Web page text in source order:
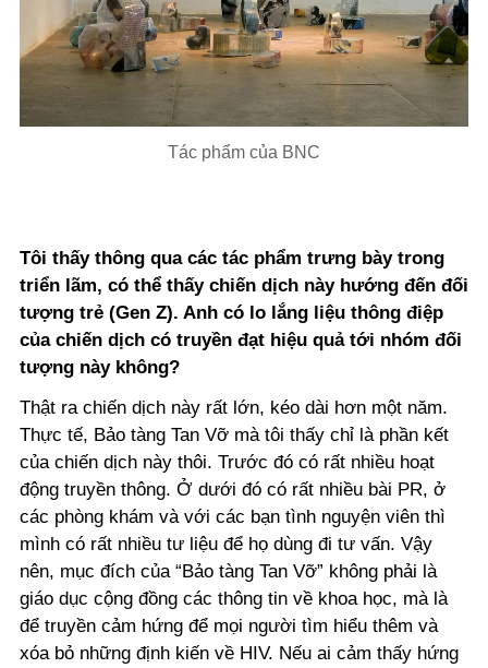
Tác phẩm của BNC
Tôi thấy thông qua các tác phẩm trưng bày trong
triển lãm, có thể thấy chiến dịch này hướng đến đối
tượng trẻ (Gen Z). Anh có lo lắng liệu thông điệp
của chiến dịch có truyền đạt hiệu quả tới nhóm đối
tượng này không?
Thật ra chiến dịch này rất lớn, kéo dài hơn một năm.
Thực tế, Bảo tàng Tan Vỡ mà tôi thấy chỉ là phần kết
của chiến dịch này thôi. Trước đó có rất nhiều hoạt
động truyền thông. Ở dưới đó có rất nhiều bài PR, ở
các phòng khám và với các bạn tình nguyện viên thì
mình có rất nhiều tư liệu để họ dùng đi tư vấn. Vậy
nên, mục đích của “Bảo tàng Tan Vỡ” không phải là
giáo dục cộng đồng các thông tin về khoa học, mà là
để truyền cảm hứng để mọi người tìm hiểu thêm và
xóa bỏ những định kiến về HIV. Nếu ai cảm thấy hứng